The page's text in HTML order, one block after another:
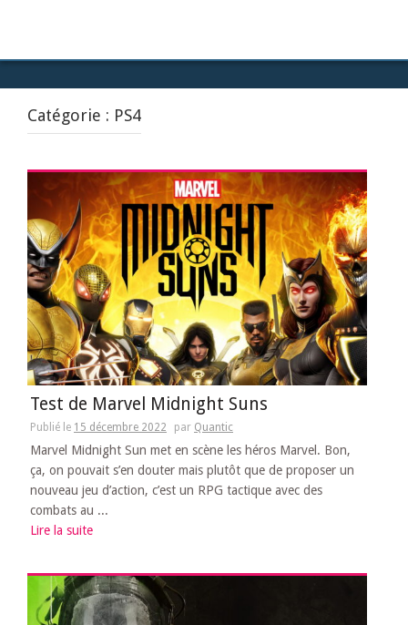
Catégorie : PS4
Test de Marvel Midnight Suns
Publié le 15 décembre 2022 par Quantic
Marvel Midnight Sun met en scène les héros Marvel. Bon,
ça, on pouvait s’en douter mais plutôt que de proposer un
nouveau jeu d’action, c’est un RPG tactique avec des
combats au ...
Lire la suite